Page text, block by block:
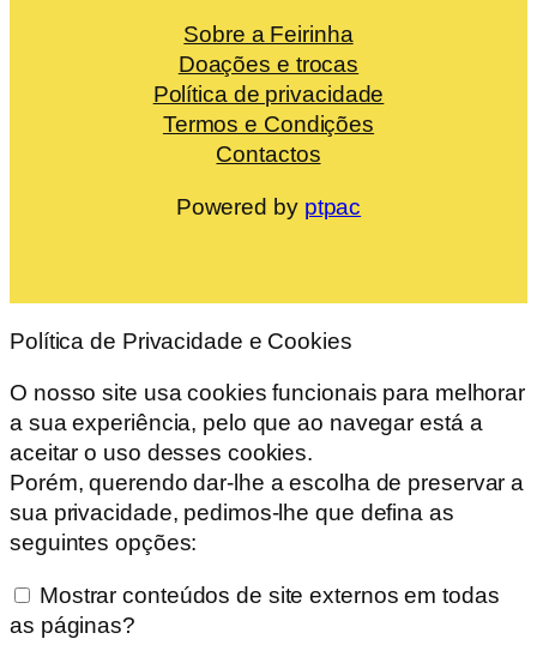
Sobre a Feirinha
Doações e trocas
Política de privacidade
Termos e Condições
Contactos
Powered by ptpac
Política de Privacidade e Cookies
O nosso site usa cookies funcionais para melhorar
a sua experiência, pelo que ao navegar está a
aceitar o uso desses cookies.
Porém, querendo dar-lhe a escolha de preservar a
sua privacidade, pedimos-lhe que defina as
seguintes opções:
Mostrar conteúdos de site externos em todas
as páginas?